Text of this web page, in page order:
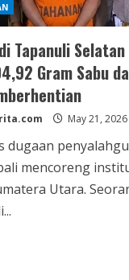
Tapanuli
Gram Sabu
May 21, 2026
dugaan
mencoreng
Utara.